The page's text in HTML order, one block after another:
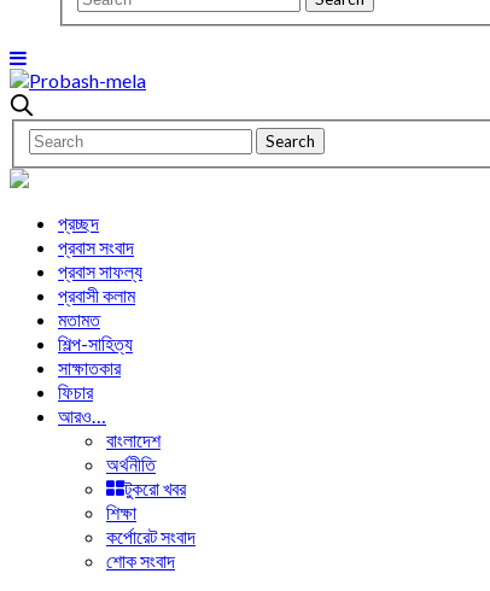
প্রচ্ছদ
প্রবাস সংবাদ
প্রবাস সাফল্য
প্রবাসী কলাম
মতামত
শিল্প-সাহিত্য
সাক্ষাতকার
ফিচার
আরও…
বাংলাদেশ
অর্থনীতি
টুকরো খবর
শিক্ষা
কর্পোরেট সংবাদ
শোক সংবাদ